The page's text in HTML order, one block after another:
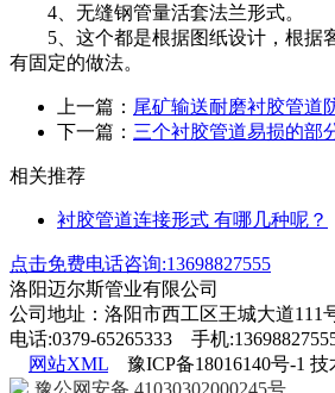
4、无缝钢管量活套法兰形式。
5、这个都是根据图纸设计，根据
有固定的做法。
上一篇： 尾矿输送耐磨衬胶管道
下一篇： 三个衬胶管道易损的部
相关推荐
衬胶管道连接形式 有哪几种呢？
点击免费电话咨询:13698827555
洛阳迈尔斯管业有限公司
公司地址：洛阳市西工区王城大道111
电话:0379-65265333 手机
网站XML 豫ICP备18016140号-1 技